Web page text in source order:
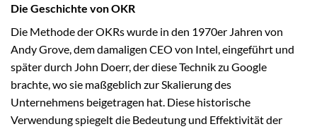
Die Geschichte von OKR
Die Methode der OKRs wurde in den 1970er Jahren von
Andy Grove, dem damaligen CEO von Intel, eingeführt und
später durch John Doerr, der diese Technik zu Google
brachte, wo sie maßgeblich zur Skalierung des
Unternehmens beigetragen hat. Diese historische
Verwendung spiegelt die Bedeutung und Effektivität der